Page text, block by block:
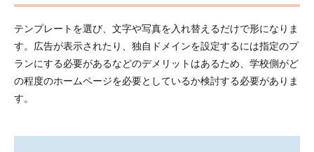
テンプレートを選び、文字や写真を入れ替えるだけで形になりま
す。広告が表示されたり、独自ドメインを設定するには指定のプ
ランにする必要があるなどのデメリットはあるため、学校側がど
の程度のホームページを必要としているか検討する必要がありま
す。